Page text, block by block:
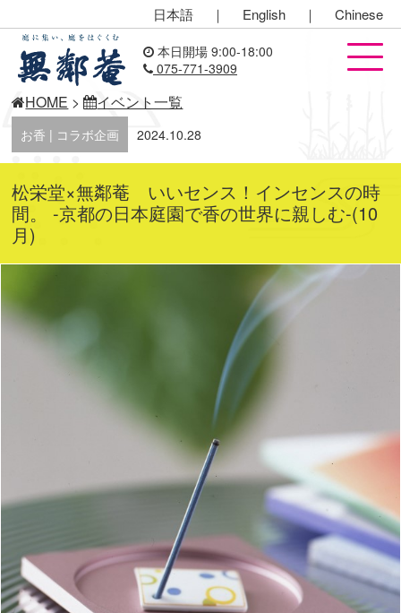
日本語 ｜ English ｜ Chinese
本日開場 9:00-18:00
075-771-3909
HOME > イベント一覧
お香 | コラボ企画 2024.10.28
松栄堂×無鄰菴 いいセンス！インセンスの時
間。 -京都の日本庭園で香の世界に親しむ-(10
月)